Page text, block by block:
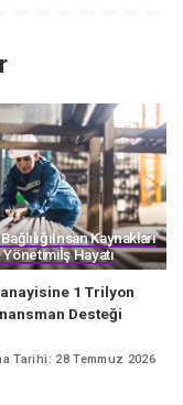
İnsan Kaynakları
Yönetimiİş Hayatı
1 Trilyon
Desteği
Tarihi: 28 Temmuz 2026